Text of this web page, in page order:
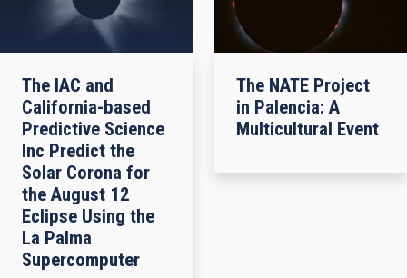
The IAC and
California-based
Predictive Science
Inc Predict the
Solar Corona for
the August 12
Eclipse Using the
La Palma
Supercomputer
The NATE Project
in Palencia: A
Multicultural Event